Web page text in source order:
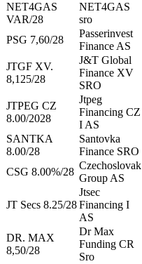
NET4GAS
VAR/28
NET4GAS
sro
PSG 7,60/28
Passerinvest
Finance AS
JTGF XV.
8,125/28
J&T Global
Finance XV
SRO
JTPEG CZ
8.00/2028
Jtpeg
Financing CZ
I AS
SANTKA
8.00/28
Santovka
Finance SRO
CSG 8.00%/28
Czechoslovak
Group AS
JT Secs 8.25/28
Jtsec
Financing I
AS
DR. MAX
8,50/28
Dr Max
Funding CR
Sro